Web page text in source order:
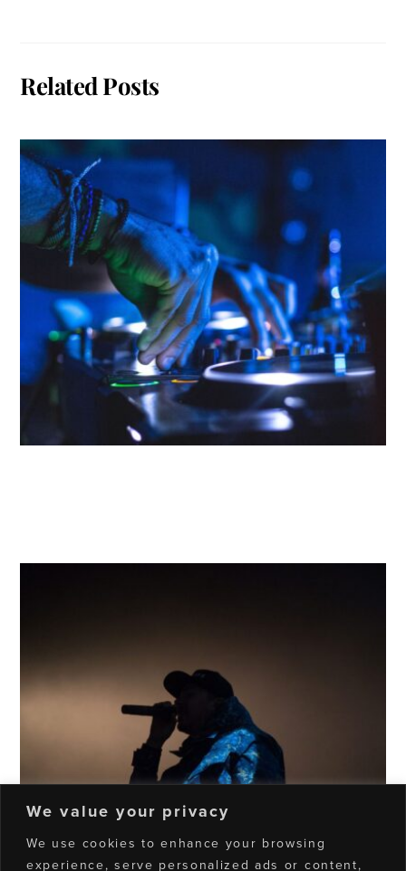
We value your privacy
We use cookies to enhance your browsing
experience, serve personalized ads or content,
Related Posts